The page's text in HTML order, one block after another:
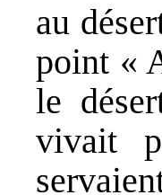
au
point «
le
vivait